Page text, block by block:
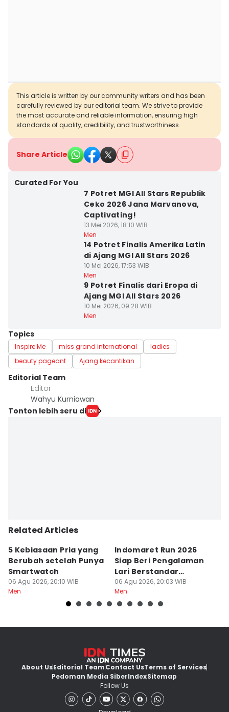
This article is written by our community writers and has been
carefully reviewed by our editorial team. We strive to provide
the most accurate and reliable information, ensuring high
standards of quality, credibility, and trustworthiness.
Share Article
Curated For You
7 Potret MGI All Stars Republik
Ceko 2026 Jana Marvanova,
Captivating!
13 Mei 2026, 18:10 WIB
Men
14 Potret Finalis Amerika Latin
di Ajang MGI All Stars 2026
10 Mei 2026, 17:53 WIB
Men
9 Potret Finalis dari Eropa di
Ajang MGI All Stars 2026
10 Mei 2026, 09:28 WIB
Men
Topics
Inspire Me miss grand international
ladies
beauty pageant
Ajang kecantikan
Editorial Team
Editor
Wahyu Kurniawan
Tonton lebih seru di
Related Articles
5 Kebiasaan Pria yang
Berubah setelah Punya
Smartwatch
06 Agu 2026, 20:10 WIB
Men
Indomaret Run 2026
Siap Beri Pengalaman
Lari Berstandar
Profesional
06 Agu 2026, 20:03 WIB
Men
About UsEditorial TeamContact UsTerms of Services
Pedoman Media SiberIndexSitemap
Follow Us